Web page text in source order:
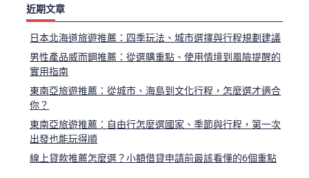
近期文章
日本北海道旅遊推薦：四季玩法、城市選擇與行程規劃建議
男性產品威而鋼推薦：從選購重點、使用情境到風險提醒的
實用指南
東南亞旅遊推薦：從城市、海島到文化行程，怎麼選才適合
你？
東南亞旅遊推薦：自由行怎麼選國家、季節與行程，第一次
出發也能玩得順
線上貸款推薦怎麼選？小額借貸申請前最該看懂的6個重點